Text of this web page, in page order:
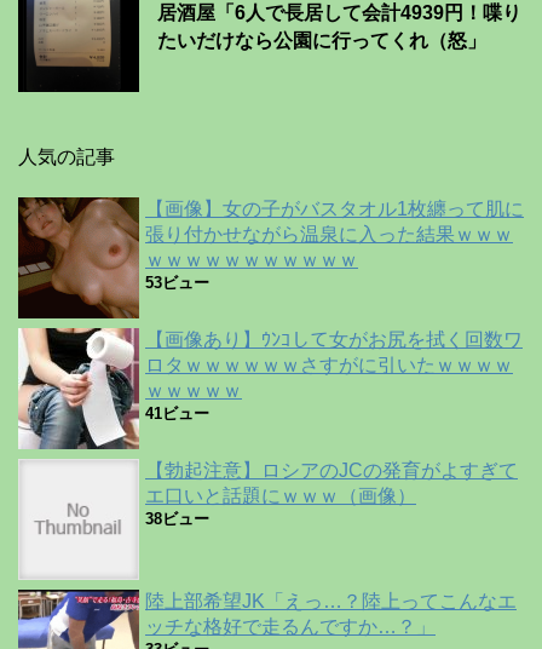
居酒屋「6人で長居して会計4939円！喋り
たいだけなら公園に行ってくれ（怒」
人気の記事
【画像】女の子がバスタオル1枚纏って肌に
張り付かせながら温泉に入った結果ｗｗｗ
ｗｗｗｗｗｗｗｗｗｗｗ
53ビュー
【画像あり】ｳﾝｺして女がお尻を拭く回数ワ
ロタｗｗｗｗｗｗさすがに引いたｗｗｗｗ
ｗｗｗｗｗ
41ビュー
【勃起注意】ロシアのJCの発育がよすぎて
エ口いと話題にｗｗｗ（画像）
38ビュー
陸上部希望JK「えっ…？陸上ってこんなエ
ッチな格好で走るんですか…？」